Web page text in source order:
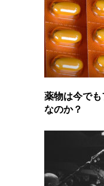
薬物は今で
なのか？